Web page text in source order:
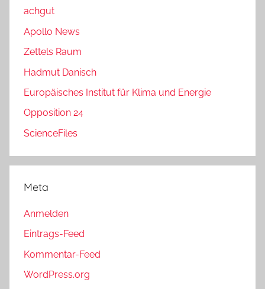
achgut
Apollo News
Zettels Raum
Hadmut Danisch
Europäisches Institut für Klima und Energie
Opposition 24
ScienceFiles
Meta
Anmelden
Eintrags-Feed
Kommentar-Feed
WordPress.org